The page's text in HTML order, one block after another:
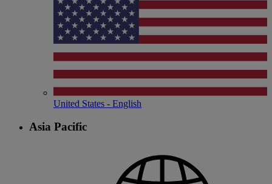
United States - English
Asia Pacific